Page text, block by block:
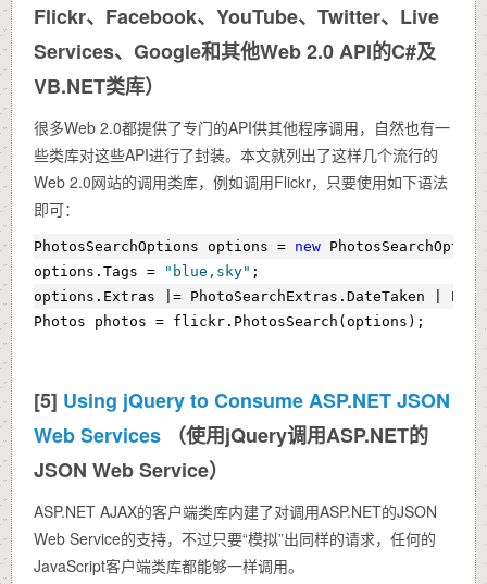
Flickr、Facebook、YouTube、Twitter、Live
Services、Google和其他Web 2.0 API的C#及
VB.NET类库）
很多Web 2.0都提供了专门的API供其他程序调用，自然也有一
些类库对这些API进行了封装。本文就列出了这样几个流行的
Web 2.0网站的调用类库，例如调用Flickr，只要使用如下语法
即可：
PhotosSearchOptions options = new
options.Tags =
"blue,sky" ;
options.Extras |= PhotoSearchExtras.DateTaken |
Photos photos = flickr.PhotosSearch(options);
[5] Using jQuery to Consume ASP.NET JSON
Web Services （使用jQuery调用ASP.NET的
JSON Web Service）
ASP.NET AJAX的客户端类库内建了对调用ASP.NET的JSON
Web Service的支持，不过只要“模拟”出同样的请求，任何的
JavaScript客户端类库都能够一样调用。